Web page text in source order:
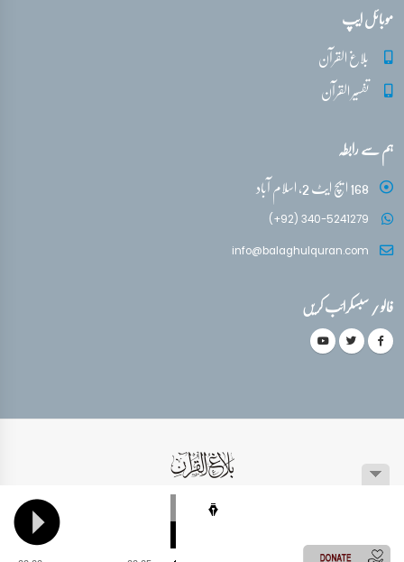
موبائل ایپ
بلاغ القرآن
تفسیر القرآن
ہم سے رابطہ
168 ایچ ایٹ 2، اسلام آباد
(+92) 340-5241279
info@balaghulquran.com
فالو / سبسکرائب کریں
عمومی سوالات